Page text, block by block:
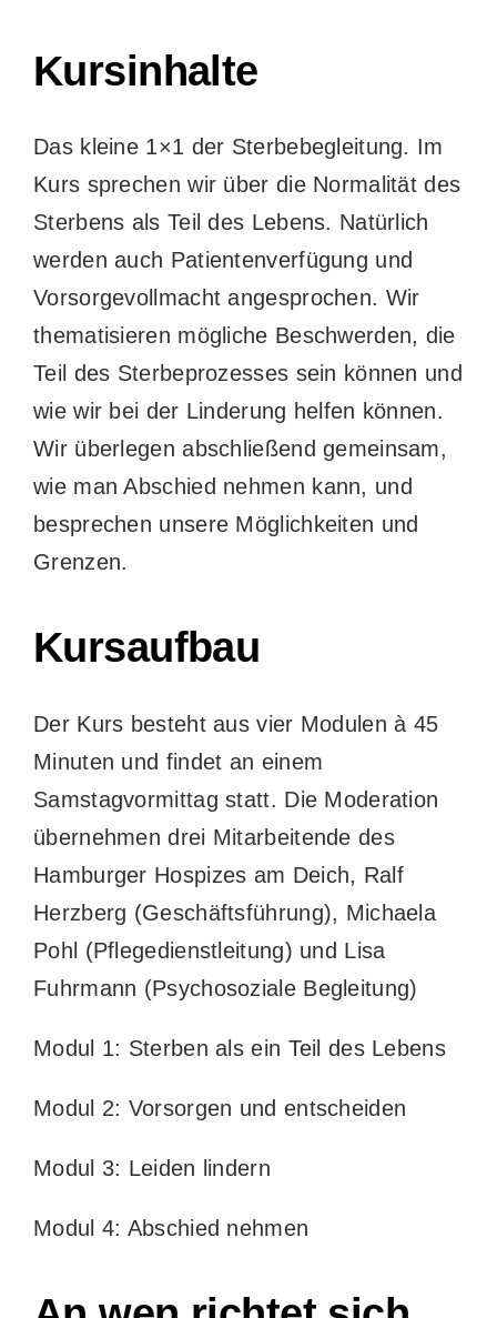
Kursinhalte
Das kleine 1×1 der Sterbebegleitung. Im
Kurs sprechen wir über die Normalität des
Sterbens als Teil des Lebens. Natürlich
werden auch Patientenverfügung und
Vorsorgevollmacht angesprochen. Wir
thematisieren mögliche Beschwerden, die
Teil des Sterbeprozesses sein können und
wie wir bei der Linderung helfen können.
Wir überlegen abschließend gemeinsam,
wie man Abschied nehmen kann, und
besprechen unsere Möglichkeiten und
Grenzen.
Kursaufbau
Der Kurs besteht aus vier Modulen à 45
Minuten und findet an einem
Samstagvormittag statt. Die Moderation
übernehmen drei Mitarbeitende des
Hamburger Hospizes am Deich, Ralf
Herzberg (Geschäftsführung), Michaela
Pohl (Pflegedienstleitung) und Lisa
Fuhrmann (Psychosoziale Begleitung)
Modul 1: Sterben als ein Teil des Lebens
Modul 2: Vorsorgen und entscheiden
Modul 3: Leiden lindern
Modul 4: Abschied nehmen